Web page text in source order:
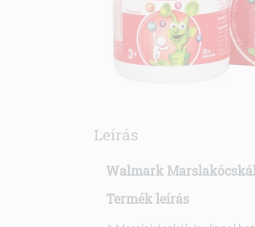
Leírás
Walmark
Termék leírás